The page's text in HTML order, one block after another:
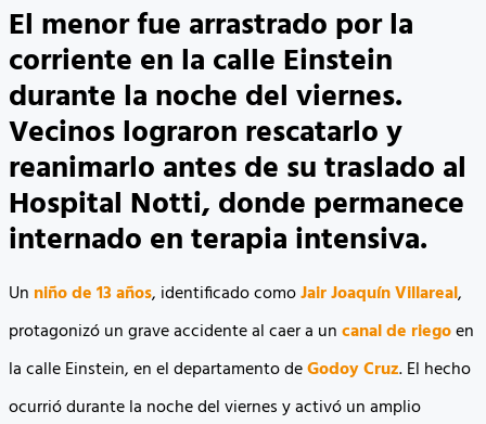
El menor fue arrastrado por la
corriente en la calle Einstein
durante la noche del viernes.
Vecinos lograron rescatarlo y
reanimarlo antes de su traslado al
Hospital Notti, donde permanece
internado en terapia intensiva.
Un niño de 13 años, identificado comoJair Joaquín Villareal,
protagonizó un grave accidente al caer a uncanal de riegoen
la calle Einstein, en el departamento deGodoy Cruz. El hecho
ocurrió durante la noche del viernes y activó un amplio